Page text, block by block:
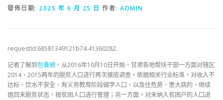
發佈日期: 2025 年 6 月 25 日 作者: ADMIN
requestId:68581349121b74.41360282.
记者了解到包養網 ，从2016年10月10日开始，甘肃各地帮扶干部一方面对辖区
2014、2015两年的脱贫人口进行再次摸底调查，依据相关行业标准，对收入不
达标、饮水不安全、有义务教育阶段辍学人口，以及住危房、患大病的，继续
退回未脱贫状态，按贫困人口进行管理；另一方面，对未纳入贫困户的人口进